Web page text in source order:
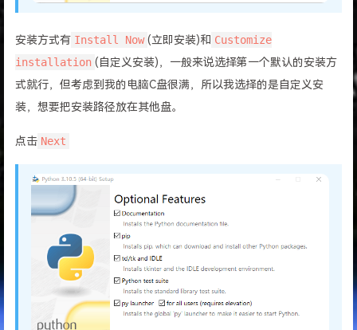
安装方式有 Install Now (立即安装)和 Customize
installation (自定义安装)，一般来说选择第一个默认的安装方
式就行，但考虑到我的电脑C盘很满，所以我选择的是自定义安
装，想要把安装路径放在其他盘。
点击 Next